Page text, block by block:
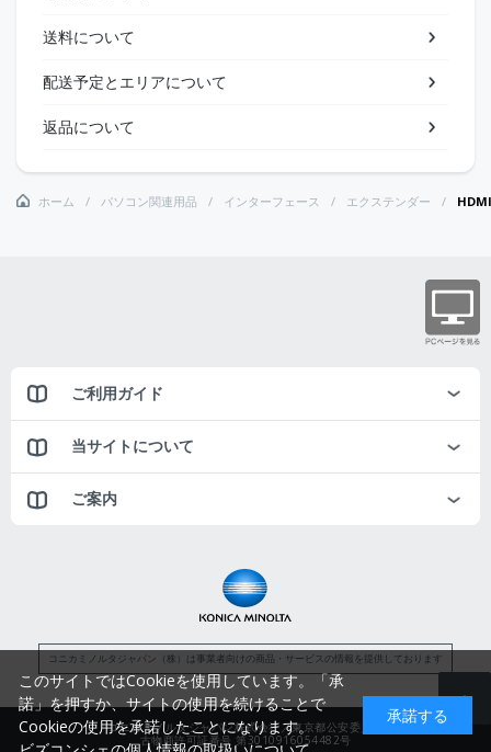
送料について
配送予定とエリアについて
返品について
ホーム パソコン関連用品 インターフェース エクステンダー
ご利用ガイド
当サイトについて
ご案内
コニカミノルタジャパン（株）は事業者向けの商品・サービスの情報を提供しております
コニカミノルタジャパン株式会社／東京都公安委員会
古物商許可証番号 第3010916054482号
このサイトではCookieを使用しています。「承
諾」を押すか、サイトの使用を続けることで
Cookieの使用を承諾したことになります。
承諾する